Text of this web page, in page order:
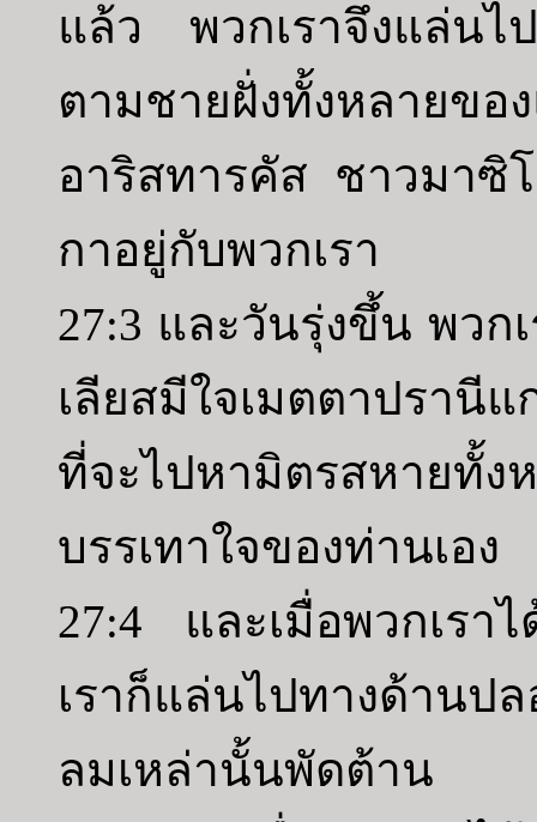
แล้ว พวกเราจึงแล่นไ
ตามชายฝั่งทั้งหลายข
อาริสทารคัส ชาวมาซิโ
กาอยู่กับพวกเรา
27:3 และวันรุ่งขึ้น พวก
เลียสมีใจเมตตาปรานี
ที่จะไปหามิตรสหาย
บรรเทาใจของท่านเอง
27:4 และเมื่อพวกเร
เราก็แล่นไปทางด้านป
ลมเหล่านั้นพัดต้าน